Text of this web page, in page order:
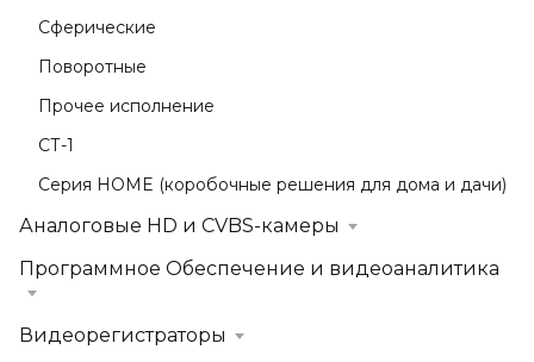
Сферические
Поворотные
Прочее исполнение
СТ-1
Серия HOME (коробочные решения для дома и дачи)
Аналоговые HD и CVBS-камеры
Программное Обеспечение и видеоаналитика
Видеорегистраторы